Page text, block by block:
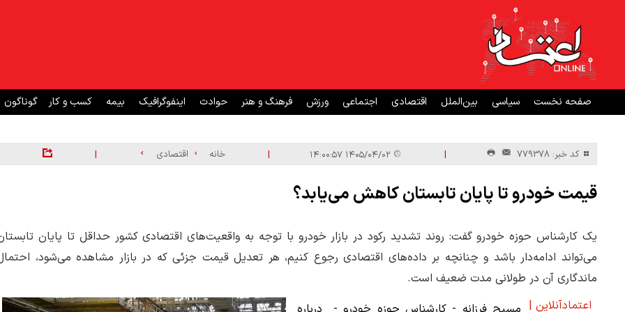
صفحه نخست سیاسی بین‌الملل اقتصادی اجتماعی ورزش فرهنگ و هنر حوادث اینفوگرافیک بیمه کسب و کار گوناگون
کد خبر: 779378 |
| خانه اقتصادی |
قیمت خودرو تا پایان تابستان کاهش می‌یابد؟
یک کارشناس حوزه خودرو گفت: روند تشدید رکود در بازار خودرو با توجه به واقعیت‌های اقتصادی کشور حداقل تا پایان
می‌تواند ادامه‌دار باشد و چنانچه بر داده‌های اقتصادی رجوع کنیم، هر تعدیل قیمت جزئی که در بازار مشاهده می‌شود،
ماندگاری آن در طولانی مدت ضعیف است.
اعتمادآنلاین |